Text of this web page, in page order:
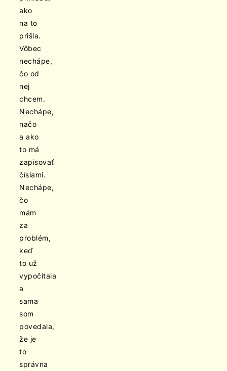
ako
na to
prišla.
Vôbec
nechápe,
čo od
nej
chcem.
Nechápe,
načo
a ako
to má
zapisovať
číslami.
Nechápe,
čo
mám
za
problém,
keď
to už
vypočítala
a
sama
som
povedala,
že je
to
správna